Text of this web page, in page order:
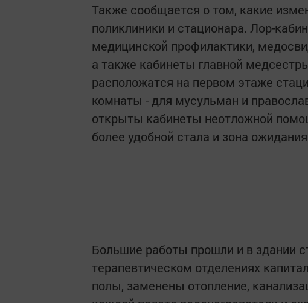
Также сообщается о том, какие
поликлиники и стационара. Лор-
медицинской профилактики,
а также кабинеты главной
расположатся на первом этаже
комнаты - для мусульман и
открыты кабинеты неотложной
более удобной стала и зона
Большие работы прошли и в здании
терапевтическом отделениях
полы, заменены отопление,